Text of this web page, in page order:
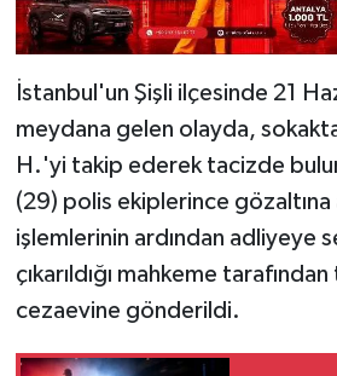
İstanbul'un Şişli ilçesinde 21
meydana gelen olayda,
H.'yi takip ederek tacizde
(29) polis ekiplerince gözaltına
işlemlerinin ardından adliyeye
çıkarıldığı mahkeme
cezaevine gönderildi.